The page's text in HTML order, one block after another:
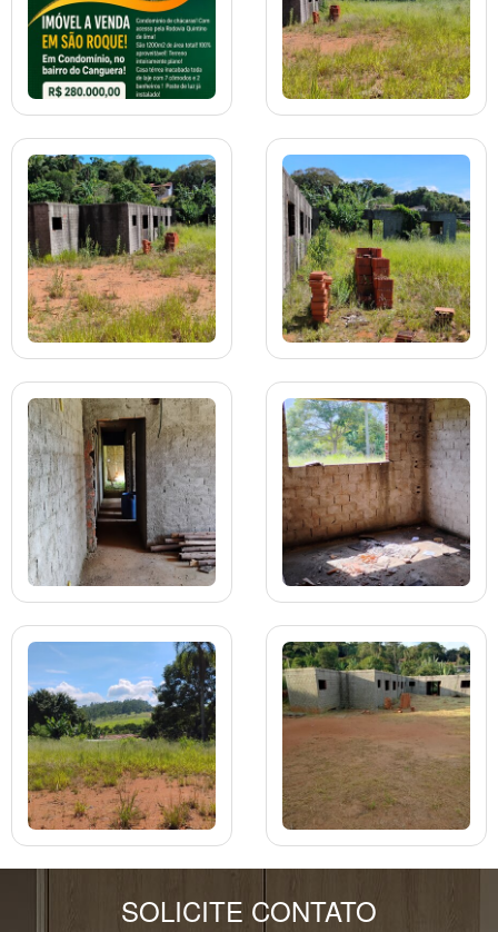
SOLICITE CONTATO